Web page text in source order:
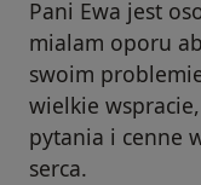
Pani Ewa jest
mialam oporu
swoim
wielkie
pytania i cenne
serca.